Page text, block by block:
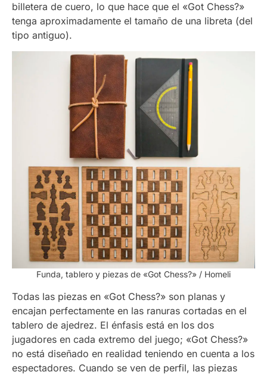
billetera de cuero, lo que hace que el «Got Chess?»
tenga aproximadamente el tamaño de una libreta (del
tipo antiguo).
Funda, tablero y piezas de «Got Chess?» / Homeli
Todas las piezas en «Got Chess?» son planas y
encajan perfectamente en las ranuras cortadas en el
tablero de ajedrez. El énfasis está en los dos
jugadores en cada extremo del juego; «Got Chess?»
no está diseñado en realidad teniendo en cuenta a los
espectadores. Cuando se ven de perfil, las piezas